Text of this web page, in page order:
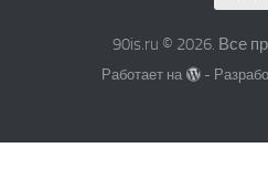
90is.ru © 2026. Все
Работает на -